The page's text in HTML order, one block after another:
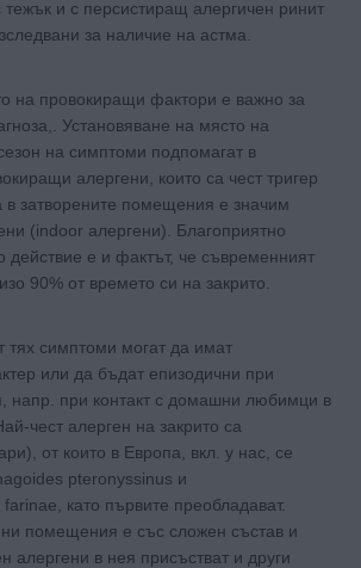
тежък и с персистиращ алергичен ринит
за наличие на астма.
на провокиращи фактори е важно за
Установяване на място на
на симптоми подпомагат в
алергени, които са чест тригер
в затворените помещения е значим
(indoor алергени). Благоприятно
действие е и фактът, че съвременният
90% от времето си на закрито.
тях симптоми могат да имат
или да бъдат епизодични при
напр. при контакт с домашни любимци в
чест алерген на закрито са
от които в Европа, вкл. у нас, се
pteronyssinus и
като първите преобладават.
помещения е със сложен състав и
алергени в нея присъстват и други